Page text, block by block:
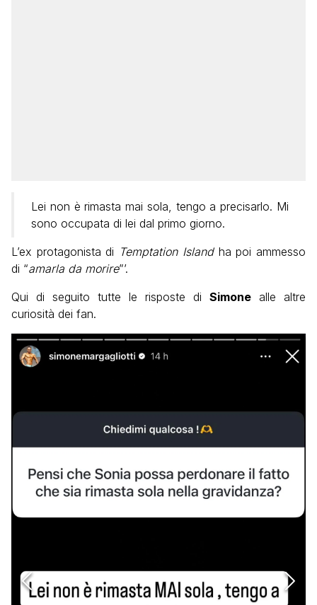
Lei non è rimasta mai sola, tengo a precisarlo. Mi
sono occupata di lei dal primo giorno.
L’ex protagonista di Temptation Islandha poi ammesso
di “amarla da morire”’.
Qui di seguito tutte le risposte di Simone alle altre
curiosità dei fan.